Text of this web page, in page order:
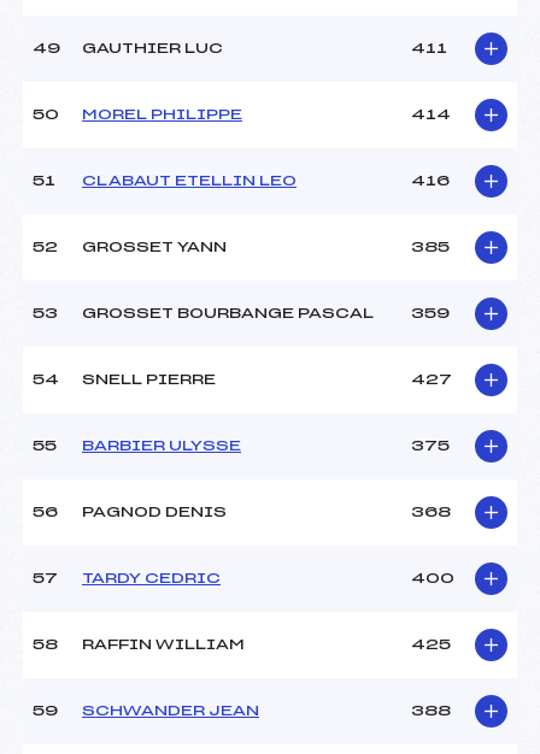
49 GAUTHIER LUC 411
50 MOREL PHILIPPE 414
51 CLABAUT ETELLIN LEO 416
52 GROSSET YANN 385
53 GROSSET BOURBANGE PASCAL 359
54 SNELL PIERRE 427
55 BARBIER ULYSSE 375
56 PAGNOD DENIS 368
57 TARDY CEDRIC 400
58 RAFFIN WILLIAM 425
59 SCHWANDER JEAN 388